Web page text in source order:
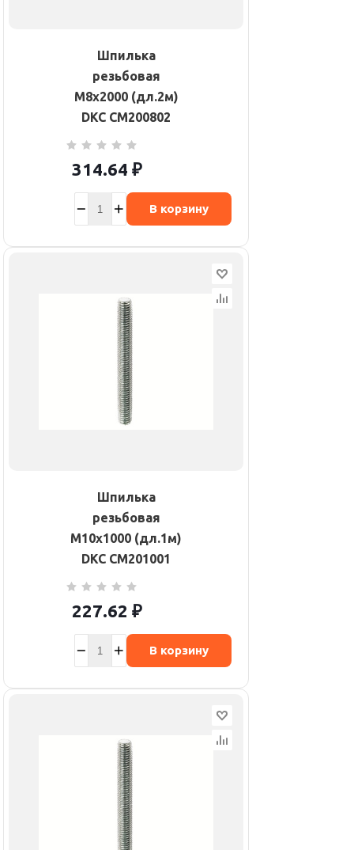
Шпилька
резьбовая
М8х2000 (дл.2м)
DKC CM200802
314.64 ₽
В корзину
Шпилька
резьбовая
М10х1000 (дл.1м)
DKC CM201001
227.62 ₽
В корзину